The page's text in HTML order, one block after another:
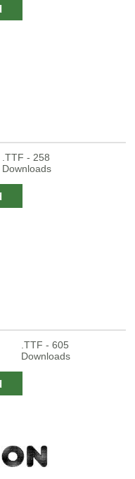
.TTF - 258
Downloads
.TTF - 605
Downloads